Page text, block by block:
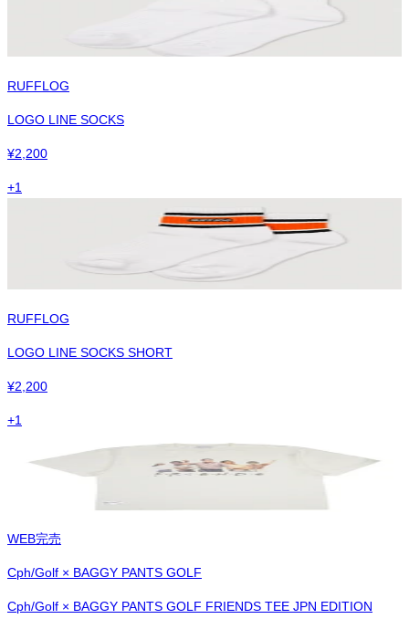
RUFFLOG
LOGO LINE SOCKS
¥2,200
+1
RUFFLOG
LOGO LINE SOCKS SHORT
¥2,200
+1
WEB完売
Cph/Golf × BAGGY PANTS GOLF
Cph/Golf × BAGGY PANTS GOLF FRIENDS TEE JPN EDITION